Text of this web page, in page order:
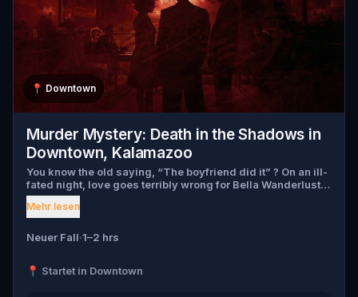
📍 Downtown
Murder Mystery: Death in the Shadows in
Downtown, Kalamazoo
You know the old saying, “The boyfriend did it” ? On an ill-
fated night, love goes terribly wrong for Bella Wanderlust
and Walter Bridges . Bella, a famous travel blogger, was
found dead during a ghost tour led by the theatrical Percy
Walter, the obsessed boyfriend? Percy, the ghost tour
suspects, and expose the real murderer before they strike
Mehr lesen
Neuer Fall·1–2 hrs
📍 Startet in Downtown